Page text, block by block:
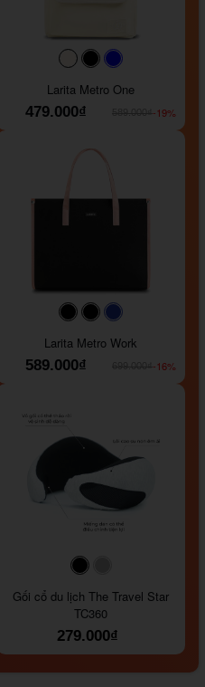
#faf0e6#000000
Larita Metro One
479.000₫
-19%
#000000#000000
Larita Metro Work
589.000₫
-16%
Gối cổ du lịch The Travel Star
TC360
279.000₫